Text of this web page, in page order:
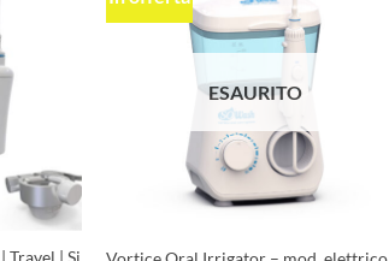
Travel | Si
ESAURITO